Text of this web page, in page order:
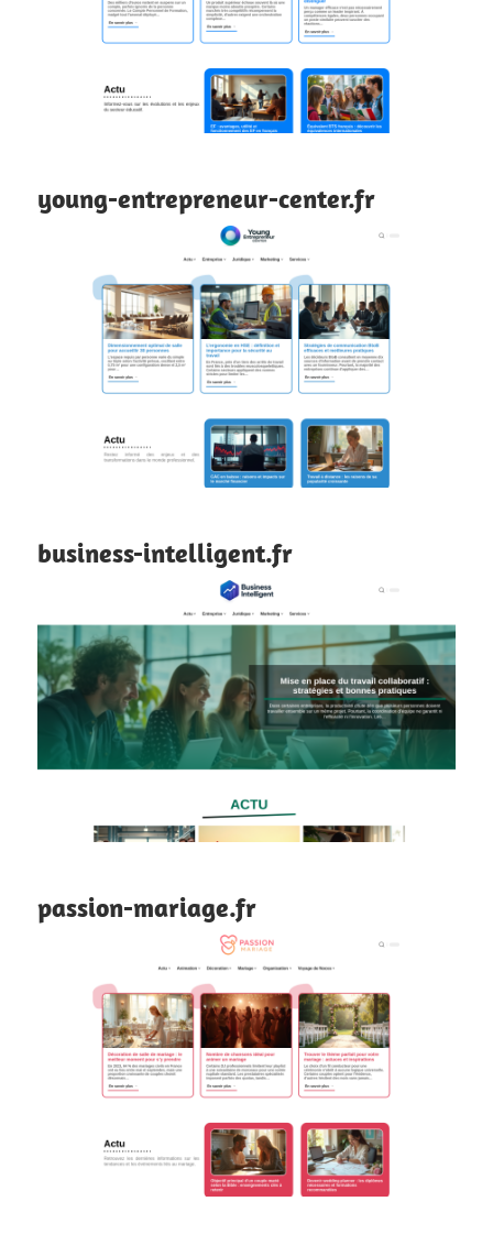
young-entrepreneur-center.fr
business-intelligent.fr
passion-mariage.fr